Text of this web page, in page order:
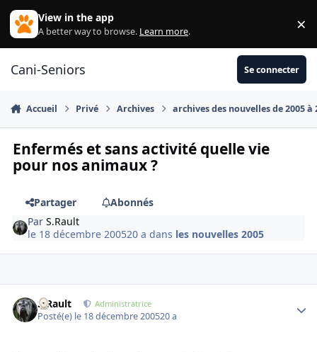
Aller au contenu
View in the app
A better way to browse. Learn more. ×
Cani-Seniors Se connecter
Accueil Privé Archives archives des nouvelles de 2005 à
Enfermés et sans activité quelle vie
pour nos animaux ?
Partager
Abonnés
ParS.Rault
le 18 décembre 200520 a dans les nouvelles 2005
S.Rault Administratrice
Posté(e) le 18 décembre 200520 a